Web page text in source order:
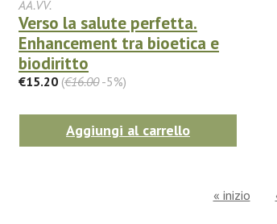
AA.VV.
Verso la salute perfetta.
Enhancement tra bioetica e
biodiritto
€15.20 (€16.00-5%)
Aggiungi al carrello
« inizio